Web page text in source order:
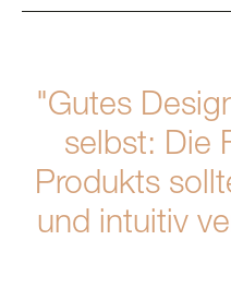
"Gutes
selbst: Die
Produkts
und intuitiv